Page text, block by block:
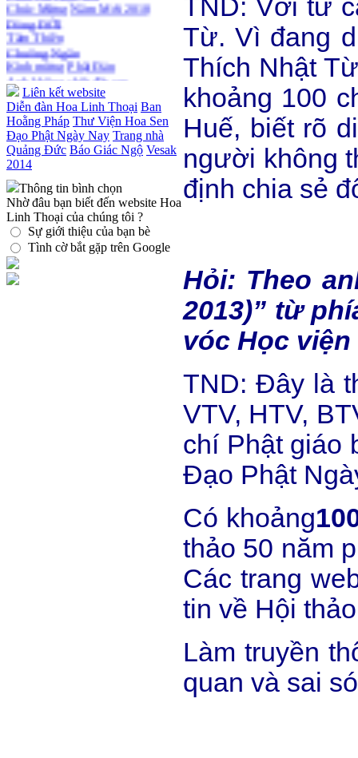
Thiền dành cho Người bận rộn
Dòng ĐỜI
Tâm Thiền
Chuông Ngân
Kính mừng Phật Đản
Anh không chết đâu em
Kiếp này
Liên kết website
Diễn đàn Hoa Linh Thoại Ban
Hoằng Pháp Thư Viện Hoa Sen
Đạo Phật Ngày Nay Trang nhà
Quảng Đức Báo Giác Ngộ Vesak
2014
Thông tin bình chọn
Nhờ đâu bạn biết đến website Hoa
Linh Thoại của chúng tôi ?
Sự giới thiệu của bạn bè
Tình cờ bắt gặp trên Google
TND: Với tư
Từ. Vì đang
Thích Nhật
khoảng 100
Huế, biết rõ
người không
định chia sẻ
Hỏi: Theo
2013)” từ
vóc Học viện
TND: Đây là
VTV, HTV,
chí Phật giáo
Đạo Phật
Có khoảng
thảo 50 năm
Các trang
tin về Hội
Làm truyền
quan và sai